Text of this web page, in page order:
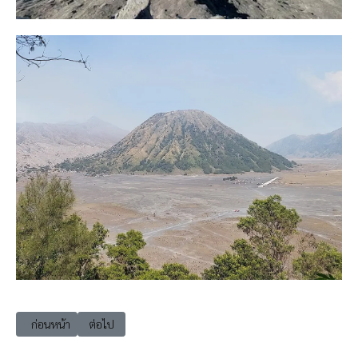
เนื้อหาก่อนหน้า: เที่ยวอินโดนีเซีย ชวาตะวันออก น้ำตกมาดาคารีปูรา
ก่อนหน้า เนื้อหาถัดไป: เที่ยวอินโดนีเซีย ชวาตะวันออก ภูเขาไฟอีเจี้ยน
ต่อไป